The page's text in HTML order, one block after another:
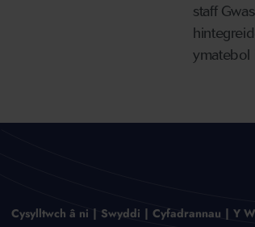
staff
ymatebol
Cysylltwch â ni Swyddi Cyfadrannau Y